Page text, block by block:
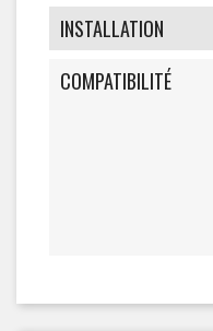
INSTALLATION
COMPATIBILITÉ